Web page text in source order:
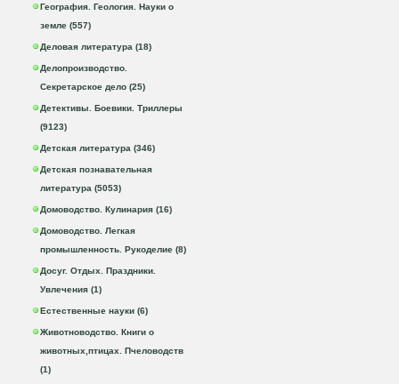
География. Геология. Науки о
земле (557)
Деловая литература (18)
Делопроизводство.
Секретарское дело (25)
Детективы. Боевики. Триллеры
(9123)
Детская литература (346)
Детская познавательная
литература (5053)
Домоводство. Кулинария (16)
Домоводство. Легкая
промышленность. Рукоделие (8)
Досуг. Отдых. Праздники.
Увлечения (1)
Естественные науки (6)
Животноводство. Книги о
животных,птицах. Пчеловодств
(1)